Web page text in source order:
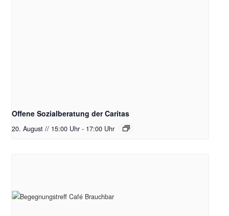
Offene Sozialberatung der Caritas
20. August // 15:00 Uhr - 17:00 Uhr